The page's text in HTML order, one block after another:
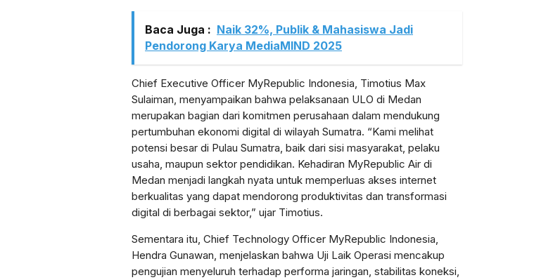
Baca Juga : Naik 32%, Publik & Mahasiswa Jadi
Pendorong Karya MediaMIND 2025
Chief Executive Officer MyRepublic Indonesia, Timotius Max
Sulaiman, menyampaikan bahwa pelaksanaan ULO di Medan
merupakan bagian dari komitmen perusahaan dalam mendukung
pertumbuhan ekonomi digital di wilayah Sumatra. “Kami melihat
potensi besar di Pulau Sumatra, baik dari sisi masyarakat, pelaku
usaha, maupun sektor pendidikan. Kehadiran MyRepublic Air di
Medan menjadi langkah nyata untuk memperluas akses internet
berkualitas yang dapat mendorong produktivitas dan transformasi
digital di berbagai sektor,” ujar Timotius.
Sementara itu, Chief Technology Officer MyRepublic Indonesia,
Hendra Gunawan, menjelaskan bahwa Uji Laik Operasi mencakup
pengujian menyeluruh terhadap performa jaringan, stabilitas koneksi,